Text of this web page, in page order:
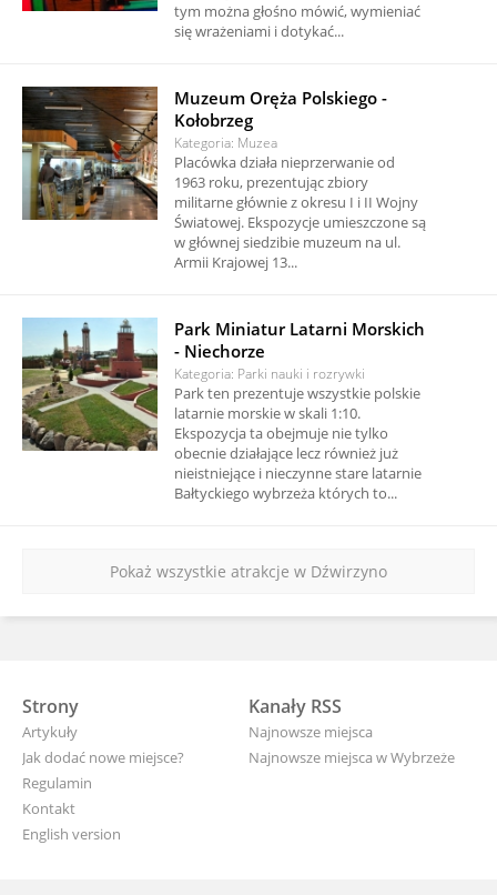
tym można głośno mówić, wymieniać
się wrażeniami i dotykać...
Muzeum Oręża Polskiego -
Kołobrzeg
Kategoria: Muzea
Placówka działa nieprzerwanie od
1963 roku, prezentując zbiory
militarne głównie z okresu I i II Wojny
Światowej. Ekspozycje umieszczone są
w głównej siedzibie muzeum na ul.
Armii Krajowej 13...
Park Miniatur Latarni Morskich
- Niechorze
Kategoria: Parki nauki i rozrywki
Park ten prezentuje wszystkie polskie
latarnie morskie w skali 1:10.
Ekspozycja ta obejmuje nie tylko
obecnie działające lecz również już
nieistniejące i nieczynne stare latarnie
Bałtyckiego wybrzeża których to...
Pokaż wszystkie atrakcje w Dźwirzyno
Strony
Artykuły
Jak dodać nowe miejsce?
Regulamin
Kontakt
English version
Kanały RSS
Najnowsze miejsca
Najnowsze miejsca w Wybrzeże